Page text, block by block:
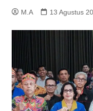
M.A 13 Agustus